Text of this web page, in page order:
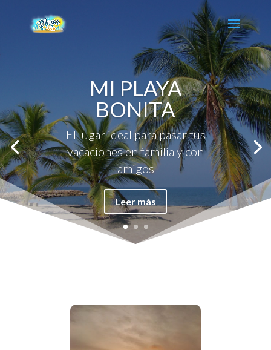
MI PLAYA
BONITA
El lugar ideal para pasar tus
vacaciones en familia y con
amigos
Leer más